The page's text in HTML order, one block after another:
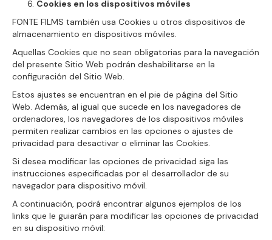
Cookies en los dispositivos móviles
FONTE FILMS también usa Cookies u otros dispositivos de
almacenamiento en dispositivos móviles.
Aquellas Cookies que no sean obligatorias para la navegación
del presente Sitio Web podrán deshabilitarse en la
configuración del Sitio Web.
Estos ajustes se encuentran en el pie de página del Sitio
Web. Además, al igual que sucede en los navegadores de
ordenadores, los navegadores de los dispositivos móviles
permiten realizar cambios en las opciones o ajustes de
privacidad para desactivar o eliminar las Cookies.
Si desea modificar las opciones de privacidad siga las
instrucciones especificadas por el desarrollador de su
navegador para dispositivo móvil.
A continuación, podrá encontrar algunos ejemplos de los
links que le guiarán para modificar las opciones de privacidad
en su dispositivo móvil: